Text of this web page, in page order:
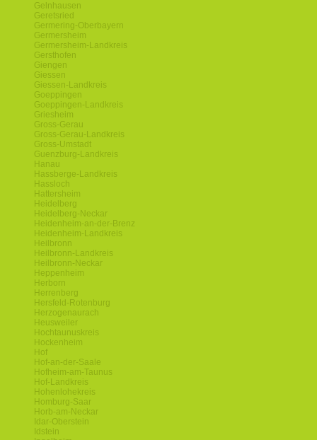
Gelnhausen
Geretsried
Germering-Oberbayern
Germersheim
Germersheim-Landkreis
Gersthofen
Giengen
Giessen
Giessen-Landkreis
Goeppingen
Goeppingen-Landkreis
Griesheim
Gross-Gerau
Gross-Gerau-Landkreis
Gross-Umstadt
Guenzburg-Landkreis
Hanau
Hassberge-Landkreis
Hassloch
Hattersheim
Heidelberg
Heidelberg-Neckar
Heidenheim-an-der-Brenz
Heidenheim-Landkreis
Heilbronn
Heilbronn-Landkreis
Heilbronn-Neckar
Heppenheim
Herborn
Herrenberg
Hersfeld-Rotenburg
Herzogenaurach
Heusweiler
Hochtaunuskreis
Hockenheim
Hof
Hof-an-der-Saale
Hofheim-am-Taunus
Hof-Landkreis
Hohenlohekreis
Homburg-Saar
Horb-am-Neckar
Idar-Oberstein
Idstein